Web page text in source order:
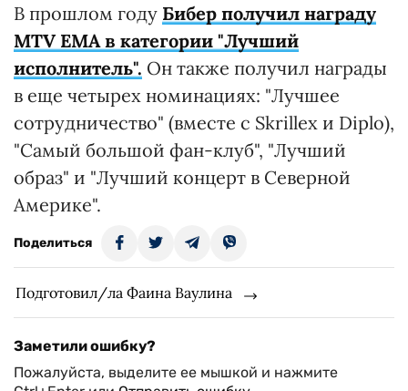
В прошлом году Бибер получил награду
MTV EMA в категории "Лучший
исполнитель". Он также получил награды
в еще четырех номинациях: "Лучшее
сотрудничество" (вместе с Skrillex и Diplo),
"Самый большой фан-клуб", "Лучший
образ" и "Лучший концерт в Северной
Америке".
Поделиться
Подготовил/ла Фаина Ваулина
Заметили ошибку?
Пожалуйста, выделите ее мышкой и нажмите